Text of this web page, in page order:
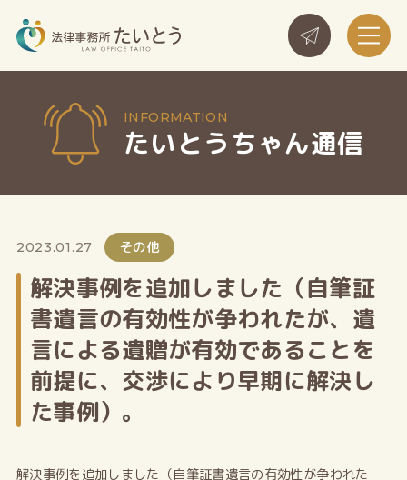
たいとうちゃん通信
2023.01.27 その他
解決事例を追加しました（自筆証
書遺言の有効性が争われたが、遺
言による遺贈が有効であることを
前提に、交渉により早期に解決し
た事例）。
解決事例を追加しました（自筆証書遺言の有効性が争われた